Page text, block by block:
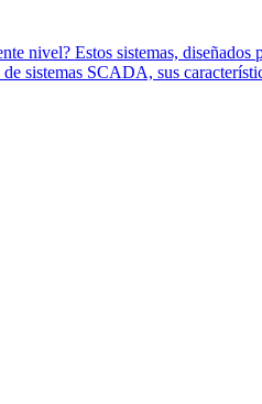
nivel? Estos sistemas,
sistemas SCADA, sus